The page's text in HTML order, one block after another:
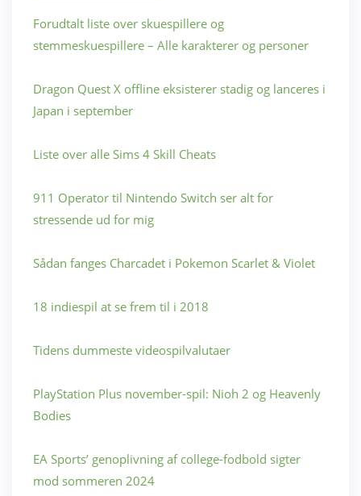
Forudtalt liste over skuespillere og
stemmeskuespillere – Alle karakterer og personer
Dragon Quest X offline eksisterer stadig og lanceres i
Japan i september
Liste over alle Sims 4 Skill Cheats
911 Operator til Nintendo Switch ser alt for
stressende ud for mig
Sådan fanges Charcadet i Pokemon Scarlet & Violet
18 indiespil at se frem til i 2018
Tidens dummeste videospilvalutaer
PlayStation Plus november-spil: Nioh 2 og Heavenly
Bodies
EA Sports’ genoplivning af college-fodbold sigter
mod sommeren 2024